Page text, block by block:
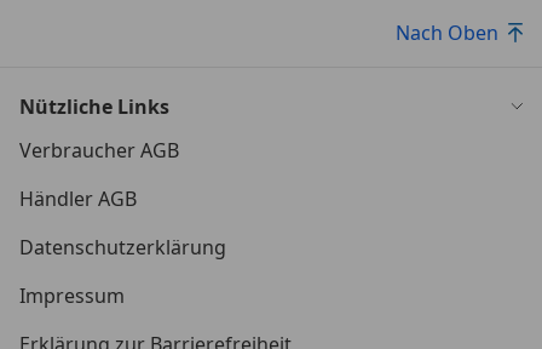
Nach Oben
Nützliche Links
Verbraucher AGB
Händler AGB
Datenschutzerklärung
Impressum